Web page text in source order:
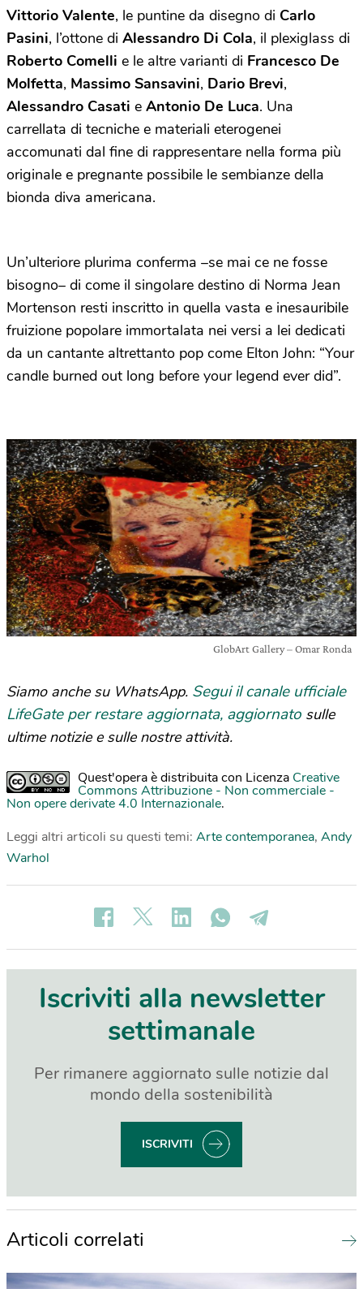
Vittorio Valente, le puntine da disegno di Carlo
Pasini, l’ottone di Alessandro Di Cola, il plexiglass di
Roberto Comelli e le altre varianti di Francesco De
Molfetta, Massimo Sansavini, Dario Brevi,
Alessandro Casati e Antonio De Luca. Una
carrellata di tecniche e materiali eterogenei
accomunati dal fine di rappresentare nella forma più
originale e pregnante possibile le sembianze della
bionda diva americana.
Un’ulteriore plurima conferma –se mai ce ne fosse
bisogno– di come il singolare destino di Norma Jean
Mortenson resti inscritto in quella vasta e inesauribile
fruizione popolare immortalata nei versi a lei dedicati
da un cantante altrettanto pop come Elton John: “Your
candle burned out long before your legend ever did”.
GlobArt Gallery – Omar Ronda
Siamo anche su WhatsApp. Segui il canale ufficiale
LifeGate per restare aggiornata, aggiornato sulle
ultime notizie e sulle nostre attività.
Quest'opera è distribuita con Licenza Creative
Commons Attribuzione - Non commerciale -
Non opere derivate 4.0 Internazionale.
Leggi altri articoli su questi temi: Arte contemporanea, Andy
Warhol
Iscriviti alla newsletter
settimanale
Per rimanere aggiornato sulle notizie dal
mondo della sostenibilità
ISCRIVITI
Articoli correlati